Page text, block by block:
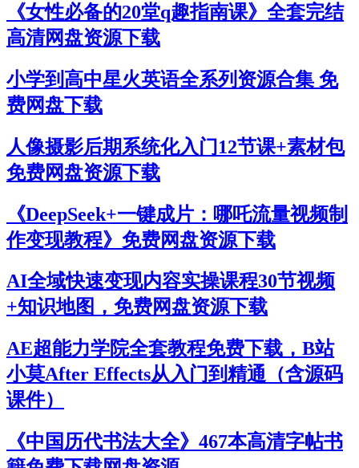
《女性必备的20堂q趣指南课》全套完结
高清网盘资源下载
小学到高中星火英语全系列资源合集 免
费网盘下载
人像摄影后期系统化入门12节课+素材包
免费网盘资源下载
《DeepSeek+一键成片：哪吒流量视频制
作变现教程》免费网盘资源下载
AI全域快速变现内容实操课程30节视频
+知识地图，免费网盘资源下载
AE超能力学院全套教程免费下载，B站
小莫After Effects从入门到精通（含源码
课件）
《中国历代书法大全》467本高清字帖书